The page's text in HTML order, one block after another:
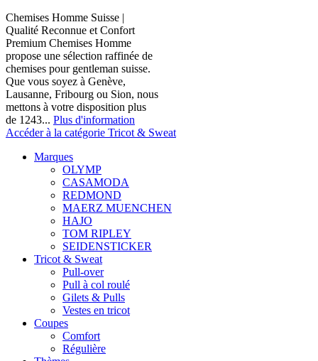
Chemises Homme Suisse |
Qualité Reconnue et Confort
Premium Chemises Homme
propose une sélection raffinée de
chemises pour gentleman suisse.
Que vous soyez à Genève,
Lausanne, Fribourg ou Sion, nous
mettons à votre disposition plus
de 1243... Plus d'information
Accéder à la catégorie Tricot & Sweat
Marques
OLYMP
CASAMODA
REDMOND
MAERZ MUENCHEN
HAJO
TOM RIPLEY
SEIDENSTICKER
Tricot & Sweat
Pull-over
Pull à col roulé
Gilets & Pulls
Vestes en tricot
Coupes
Comfort
Régulière